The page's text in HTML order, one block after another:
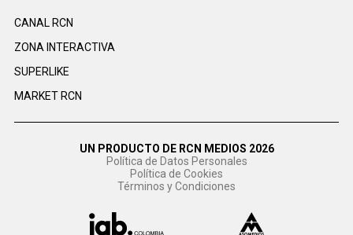
CANAL RCN
ZONA INTERACTIVA
SUPERLIKE
MARKET RCN
UN PRODUCTO DE RCN MEDIOS 2026
Política de Datos Personales
Política de Cookies
Términos y Condiciones